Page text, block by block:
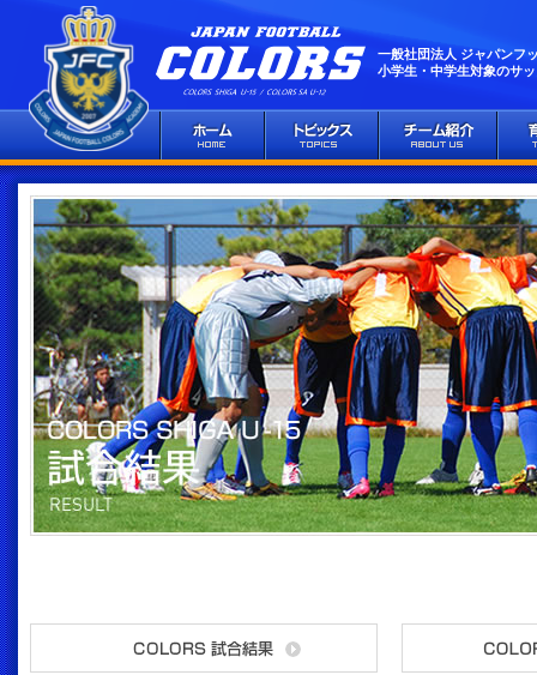
一般社団法人 ジャパンフ
小学生・中学生対象のサ